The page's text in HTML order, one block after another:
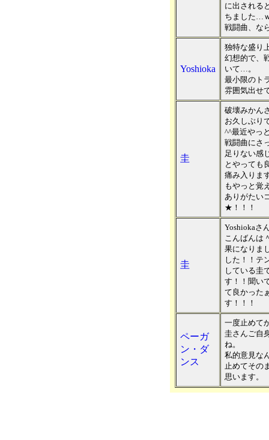
に出される
ちました…
戦闘曲、な
Yoshioka
独特な盛り
幻想的で、
いて…。
最小限のト
雰囲気出せ
圭
破壊みかん
お久しぶり
^^最近やっ
戦闘曲にさ
足りない感
とやっても
痛み入りま
もやっと覚
ありがたい
★！！！
圭
Yoshiokaさ
こんばんは
果になりま
した！！テ
している圭
す！！聞い
て良かった
す！！！
ペーガ
ン・ダ
ンス
一度止めて
圭さんご自
ね。
私的意見な
止めてその
思います。